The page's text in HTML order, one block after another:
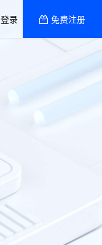
登录 免费注册